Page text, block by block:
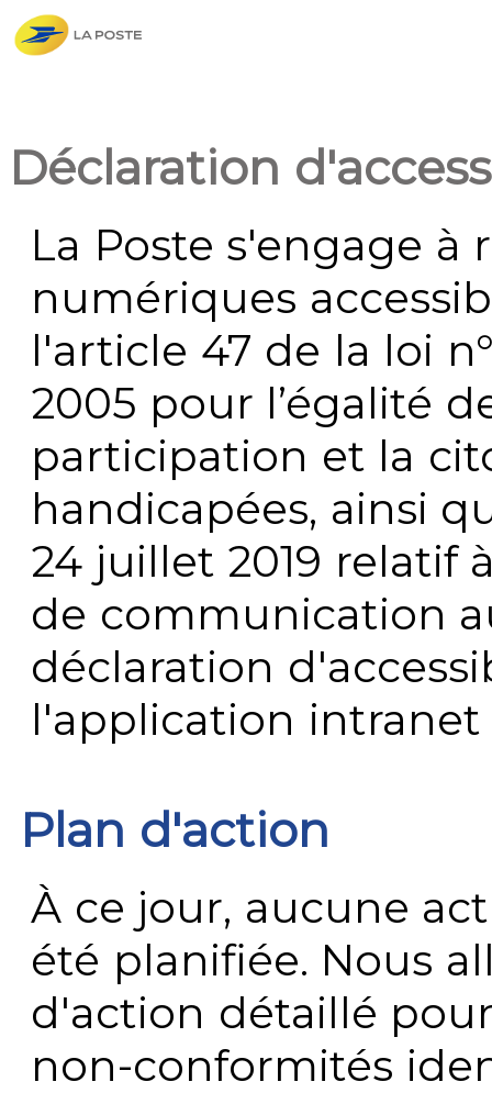
Déclaration
La Poste s'engage à
numériques
l'article 47 de la loi
2005 pour l’égalité
participation et la
handicapées, ainsi
24 juillet 2019 relatif
de communication
déclaration
l'application
Plan d'action
À ce jour, aucune
été planifiée. Nous
d'action détaillé
non-conformités